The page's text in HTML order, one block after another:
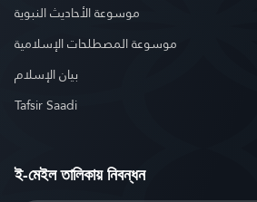
موسوعة الأحاديث النبوية
موسوعة المصطلحات الإسلامية
بيان الإسلام
Tafsir Saadi
ই-মেইল তালিকায় নিবন্ধন